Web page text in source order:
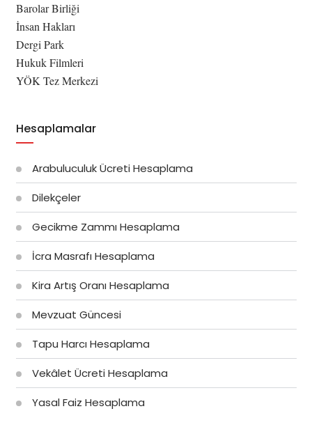
Barolar Birliği
İnsan Hakları
Dergi Park
Hukuk Filmleri
YÖK Tez Merkezi
Hesaplamalar
Arabuluculuk Ücreti Hesaplama
Dilekçeler
Gecikme Zammı Hesaplama
İcra Masrafı Hesaplama
Kira Artış Oranı Hesaplama
Mevzuat Güncesi
Tapu Harcı Hesaplama
Vekâlet Ücreti Hesaplama
Yasal Faiz Hesaplama